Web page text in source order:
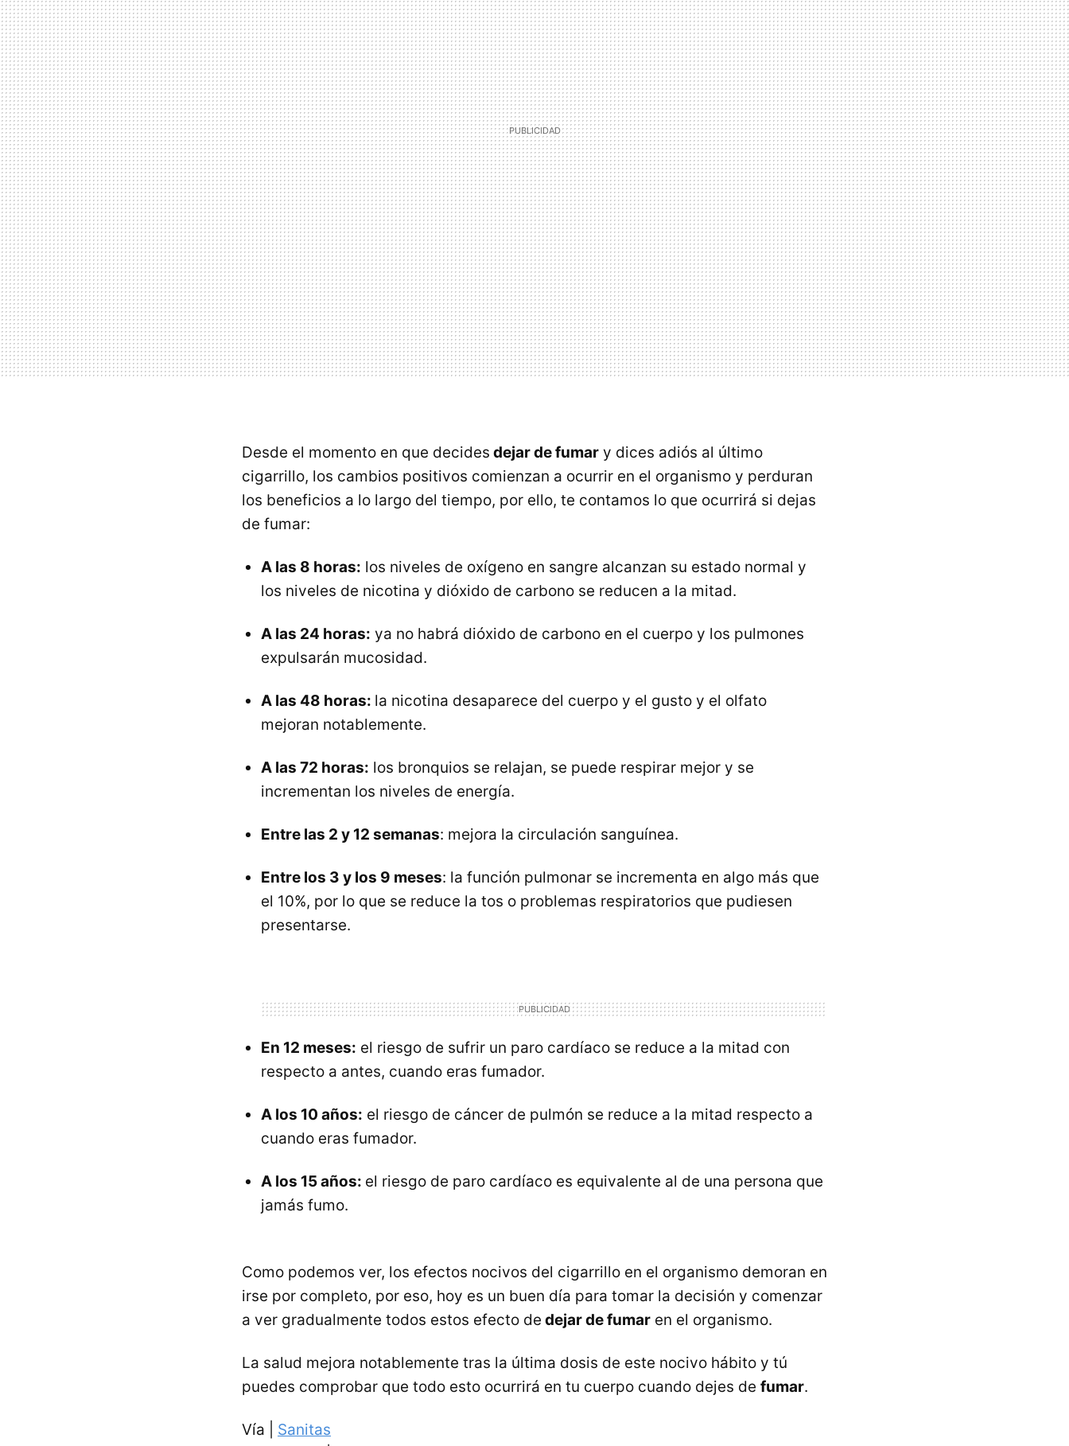
Desde el momento en que decides dejar de fumar y dices adiós al último
cigarrillo, los cambios positivos comienzan a ocurrir en el organismo y perduran
los beneficios a lo largo del tiempo, por ello, te contamos lo que ocurrirá si dejas
de fumar:
A las 8 horas: los niveles de oxígeno en sangre alcanzan su estado normal y
los niveles de nicotina y dióxido de carbono se reducen a la mitad.
A las 24 horas: ya no habrá dióxido de carbono en el cuerpo y los pulmones
expulsarán mucosidad.
A las 48 horas: la nicotina desaparece del cuerpo y el gusto y el olfato
mejoran notablemente.
A las 72 horas: los bronquios se relajan, se puede respirar mejor y se
incrementan los niveles de energía.
Entre las 2 y 12 semanas: mejora la circulación sanguínea.
Entre los 3 y los 9 meses: la función pulmonar se incrementa en algo más que
el 10%, por lo que se reduce la tos o problemas respiratorios que pudiesen
presentarse.
En 12 meses: el riesgo de sufrir un paro cardíaco se reduce a la mitad con
respecto a antes, cuando eras fumador.
A los 10 años: el riesgo de cáncer de pulmón se reduce a la mitad respecto a
cuando eras fumador.
A los 15 años: el riesgo de paro cardíaco es equivalente al de una persona que
jamás fumo.
Como podemos ver, los efectos nocivos del cigarrillo en el organismo demoran en
irse por completo, por eso, hoy es un buen día para tomar la decisión y comenzar
a ver gradualmente todos estos efecto de dejar de fumar en el organismo.
La salud mejora notablemente tras la última dosis de este nocivo hábito y tú
puedes comprobar que todo esto ocurrirá en tu cuerpo cuando dejes de fumar.
Vía | Sanitas